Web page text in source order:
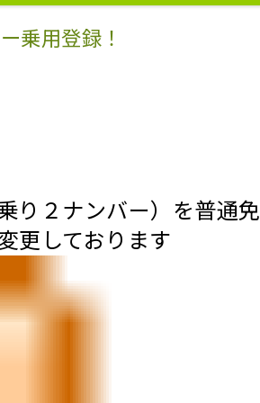
乗用登録！
２ナンバー）を普通免
更しております